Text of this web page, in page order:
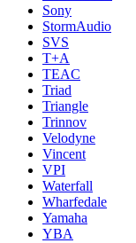
Sony
StormAudio
SVS
T+A
TEAC
Triad
Triangle
Trinnov
Velodyne
Vincent
VPI
Waterfall
Wharfedale
Yamaha
YBA